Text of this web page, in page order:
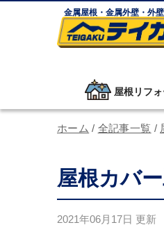
金属屋根・金属外壁・外
屋根リフ
ホーム / 全記事一覧 /
屋根カバ
2021年06月17日 更新